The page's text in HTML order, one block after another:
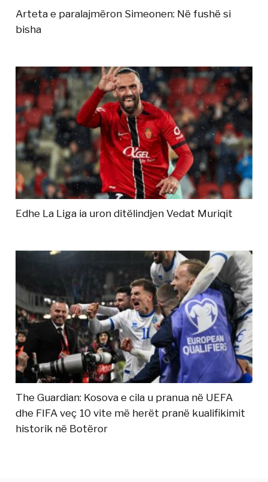
Arteta e paralajmëron Simeonen: Në fushë si
bisha
Edhe La Liga ia uron ditëlindjen Vedat Muriqit
The Guardian: Kosova e cila u pranua në UEFA
dhe FIFA veç 10 vite më herët pranë kualifikimit
historik në Botëror